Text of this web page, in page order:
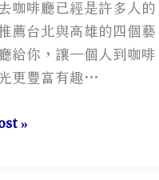
咖啡廳已經是許多人的
薦台北與高雄的四個藝
給你，讓一個人到咖啡
更豐富有趣…
»